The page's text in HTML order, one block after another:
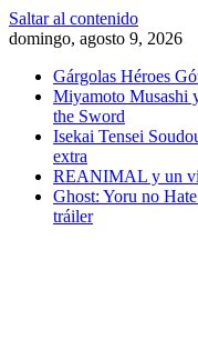
Saltar al contenido
domingo, agosto 9, 2026
Gárgolas Héroes
Miyamoto Musashi
the Sword
Isekai Tensei
extra
REANIMAL y un
Ghost: Yoru no
tráiler